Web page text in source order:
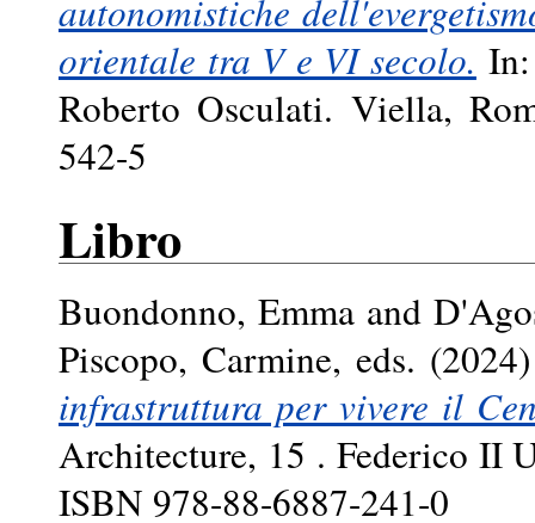
autonomistiche
orientale tra V e VI secolo.
Roberto Osculati. Viella,
542-5
Libro
Buondonno, Emmaand
Piscopo, Carmine, eds.
infrastruttura per vivere il
Architecture, 15 . Federico II
ISBN 978-88-6887-241-0